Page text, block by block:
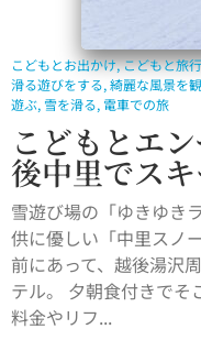
こどもとお出かけ,こどもと旅行
滑る遊びをする,綺麗な風景を
遊ぶ, 雪を滑る, 電車での旅
こどもとエ
後中里でス
雪遊び場の「ゆきゆき
供に優しい「中里スノ
前にあって、越後湯沢
テル。 夕朝食付きでそ
料金やリフ...